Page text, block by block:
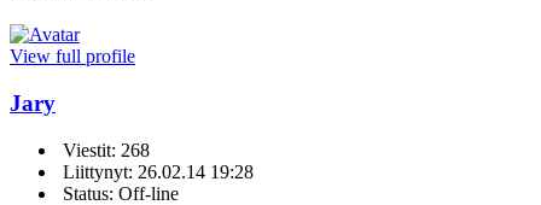
View full profile
Jary
Viestit: 268
Liittynyt: 26.02.14 19:28
Status: Off-line